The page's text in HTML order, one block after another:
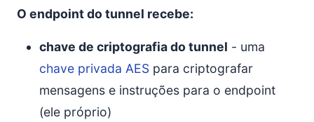
O endpoint do tunnel recebe:
chave de criptografia do tunnel - uma
chave privada AES para criptografar
mensagens e instruções para o endpoint
(ele próprio)